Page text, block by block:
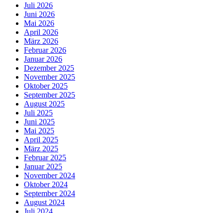
Juli 2026
Juni 2026
Mai 2026
April 2026
März 2026
Februar 2026
Januar 2026
Dezember 2025
November 2025
Oktober 2025
September 2025
August 2025
Juli 2025
Juni 2025
Mai 2025
April 2025
März 2025
Februar 2025
Januar 2025
November 2024
Oktober 2024
September 2024
August 2024
Juli 2024